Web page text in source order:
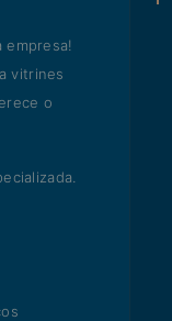
empresa!
vitrines
o